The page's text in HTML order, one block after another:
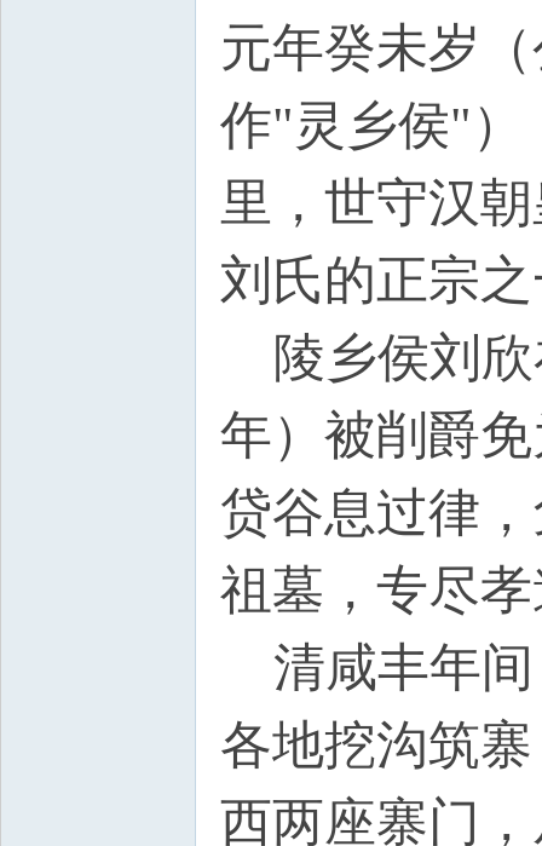
元年癸未岁
作"灵乡侯"）
里，世守汉
刘氏的正宗
陵乡侯刘欣
年）被削爵
贷谷息过律
祖墓，专尽
清咸丰年间
各地挖沟筑
西两座寨门